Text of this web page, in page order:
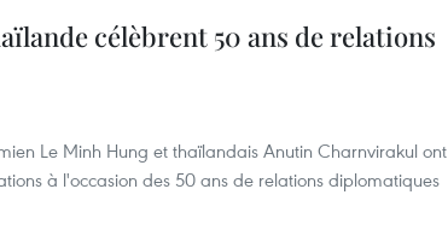
célèbrent 50 ans de relations
Le Minh Hung et thaïlandais Anutin Charnvirakul ont
à l'occasion des 50 ans de relations diplomatiques